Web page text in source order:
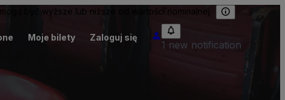
być wyższe lub niższe od wartości nominalnej.
Moje bilety Zaloguj się
1 new notification